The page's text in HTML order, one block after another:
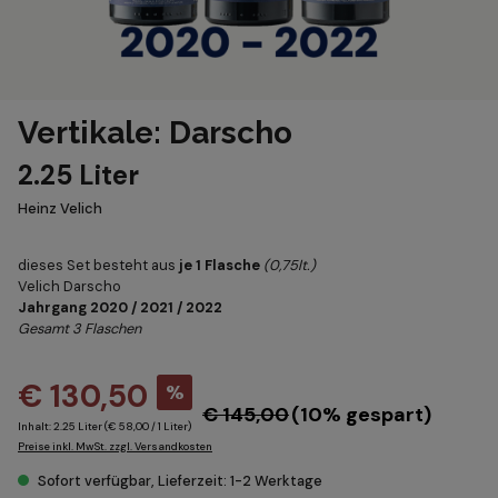
Vertikale: Darscho
2.25 Liter
Heinz Velich
dieses Set besteht aus je 1 Flasche (0,75lt.)
Velich Darscho
Jahrgang 2020 / 2021 / 2022
Gesamt 3 Flaschen
€ 130,50
%
€ 145,00(10% gespart)
Inhalt:2.25 Liter(€ 58,00 / 1 Liter)
Preise inkl. MwSt. zzgl. Versandkosten
Sofort verfügbar, Lieferzeit: 1-2 Werktage